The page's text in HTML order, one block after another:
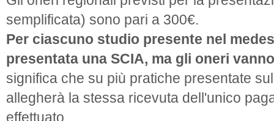
semplificata) sono pari a 300€.
Per ciascuno studio presente nel
presentata una SCIA, ma gli oneri
significa che su più pratiche presentate
allegherà la stessa ricevuta dell'unico
effettuato.